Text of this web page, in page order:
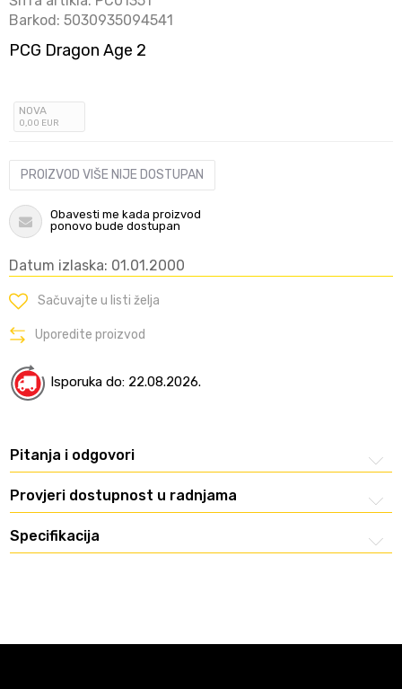
Barkod: 5030935094541
PCG Dragon Age 2
NOVA
0,00 EUR
PROIZVOD VIŠE NIJE DOSTUPAN
Obavesti me kada proizvod
ponovo bude dostupan
Datum izlaska: 01.01.2000
Sačuvajte u listi želja
Uporedite proizvod
Isporuka do: 22.08.2026.
Pitanja i odgovori
Provjeri dostupnost u radnjama
Specifikacija